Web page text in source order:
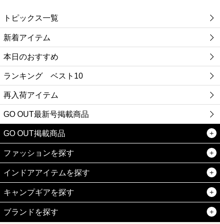
トピックス一覧
新着アイテム
本日のおすすめ
ランキング ベスト10
再入荷アイテム
GO OUT最新号掲載商品
GO OUT掲載商品
ファッションを探す
インドアアイテムを探す
キャンプギアを探す
ブランドを探す